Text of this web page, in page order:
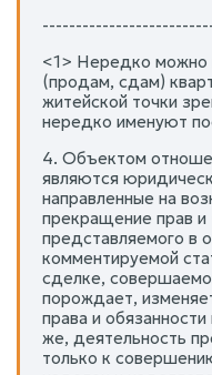
<1> Нередко можно
(продам, сдам)
житейской точки
нередко именуют
4. Объектом
являются
направленные на
прекращение прав и
представляемого в
комментируемой
сделке,
порождает,
права и
же, деятельность
только к